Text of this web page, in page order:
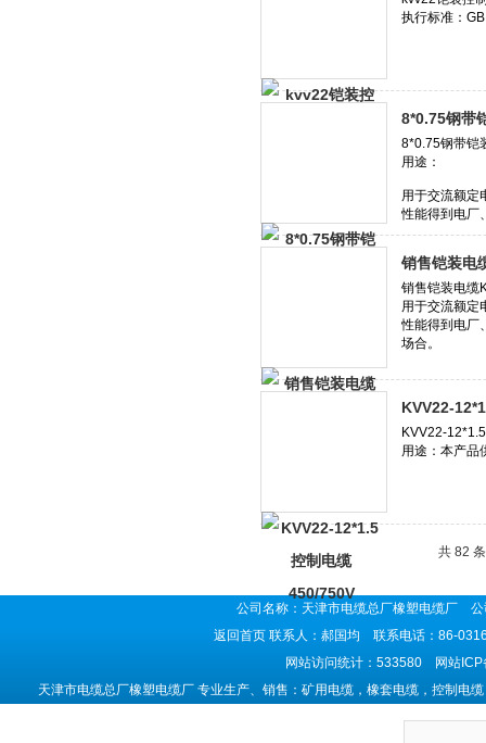
8*0.75钢带
销售铠装电
KVV22-
共 82
公司名称：天津市电缆总厂橡塑电缆厂
返回首页联系人：郝国均 联系电话：86-
网站访问统计：533580 网站ICP
天津市电缆总厂橡塑电缆厂 专业生产、销售：矿用电缆，橡套电缆，控制电